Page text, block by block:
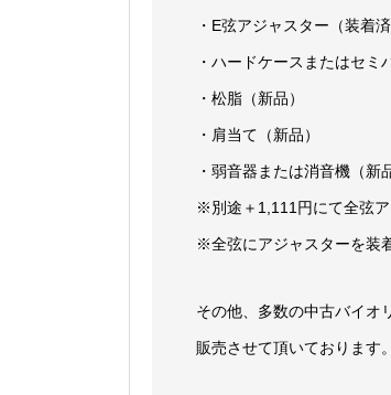
・E弦アジャスター（装着済
・ハードケースまたはセミ
・松脂（新品）
・肩当て（新品）
・弱音器または消音機（新
※別途＋1,111円にて全弦ア
※全弦にアジャスターを装
その他、多数の中古バイオ
販売させて頂いております。